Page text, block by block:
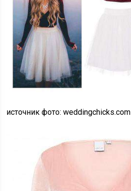
источник фото: weddingchicks.com